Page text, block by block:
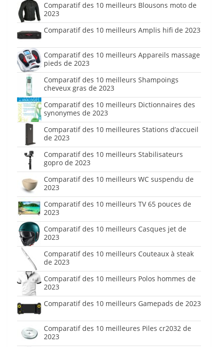
Comparatif des 10 meilleurs Blousons moto de
2023
Comparatif des 10 meilleurs Amplis hifi de 2023
Comparatif des 10 meilleurs Appareils massage
pieds de 2023
Comparatif des 10 meilleurs Shampoings
cheveux gras de 2023
Comparatif des 10 meilleurs Dictionnaires des
synonymes de 2023
Comparatif des 10 meilleures Stations d’accueil
de 2023
Comparatif des 10 meilleurs Stabilisateurs
gopro de 2023
Comparatif des 10 meilleurs WC suspendu de
2023
Comparatif des 10 meilleurs TV 65 pouces de
2023
Comparatif des 10 meilleurs Casques jet de
2023
Comparatif des 10 meilleurs Couteaux à steak
de 2023
Comparatif des 10 meilleurs Polos hommes de
2023
Comparatif des 10 meilleurs Gamepads de 2023
Comparatif des 10 meilleures Piles cr2032 de
2023